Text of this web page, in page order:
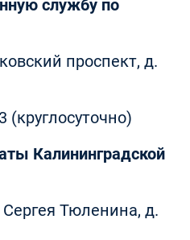
службу по
проспект, д.
(круглосуточно)
Калининградской
Тюленина, д.